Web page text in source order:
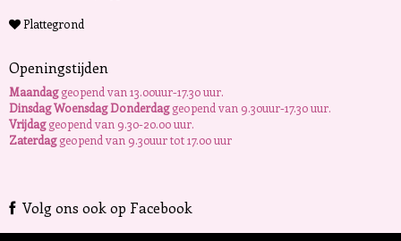
Plattegrond
Openingstijden
Maandaggeopend van 13.00uur-17.30 uur.
Dinsdag Woensdag Donderdaggeopend van 9.30uur-17.30 uur.
Vrijdaggeopend van 9.30-20.00 uur.
Zaterdaggeopend van 9.30uur tot 17.00 uur
Volg ons ook op Facebook